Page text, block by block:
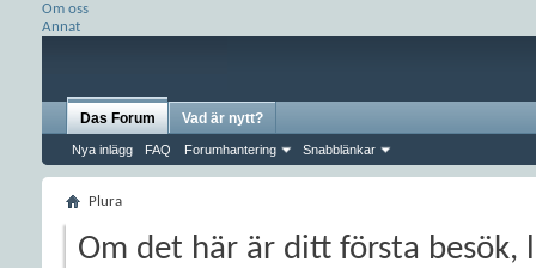
Om oss
Annat
Das Forum
Nya inlägg FAQ Forumhantering Snabblänkar
Vad är nytt?
Plura
Om det här är ditt första besök,